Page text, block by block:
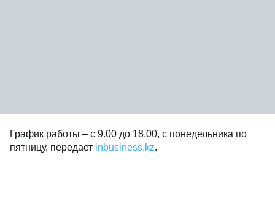
График работы – с 9.00 до 18.00, с понедельника по
пятницу, передает inbusiness.kz.